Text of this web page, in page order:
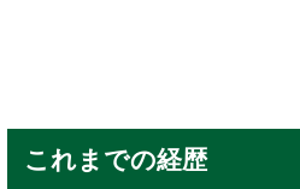
これまでの経歴